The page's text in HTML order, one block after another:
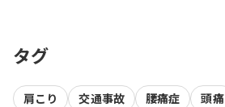
タグ
肩こり 交通事故 腰痛症 頭痛